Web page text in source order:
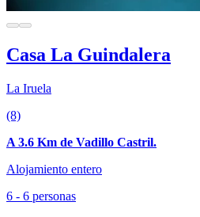
Casa La Guindalera
La Iruela
(8)
A 3.6 Km de Vadillo Castril.
Alojamiento entero
6 - 6 personas